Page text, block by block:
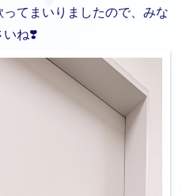
てまいりましたので、みな
いね❣️